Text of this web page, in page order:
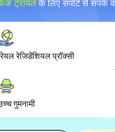
ट्रायलके लिए सपोर्ट से संपर्क
रेजिडेंशियल प्रॉक्सी
गुमनामी